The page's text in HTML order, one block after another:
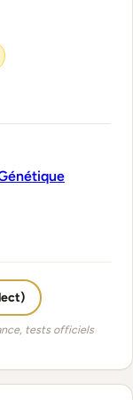
tests officiels